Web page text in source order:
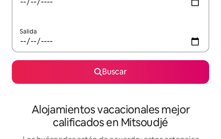
Salida
Buscar
Alojamientos vacacionales mejor
calificados en Mitsoudjé